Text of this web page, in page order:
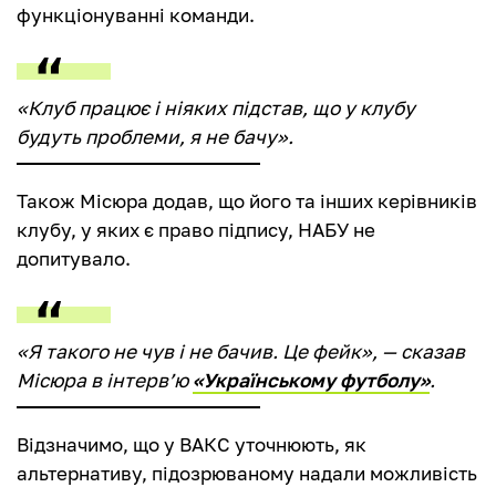
функціонуванні команди.
«Клуб працює і ніяких підстав, що у клубу
будуть проблеми, я не бачу».
Також Місюра додав, що його та інших керівників
клубу, у яких є право підпису, НАБУ не
допитувало.
«Я такого не чув і не бачив. Це фейк», — сказав
Місюра в інтерв’ю«Українському футболу».
Відзначимо, що у ВАКС уточнюють, як
альтернативу, підозрюваному надали можливість